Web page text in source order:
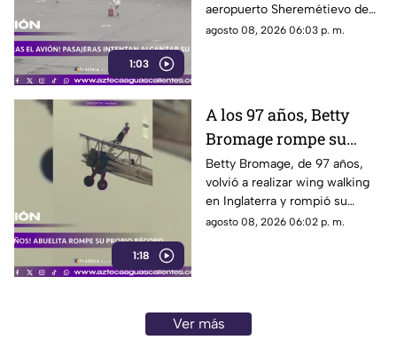
1:03
aeropuerto Sheremétievo de
Moscú tras llegar tarde a su
agosto 08, 2026 06:03 p. m.
1:18
A los 97 años, Betty
Bromage rompe su
propio récord Guinness
en las alturas
Betty Bromage, de 97 años,
volvió a realizar wing walking
en Inglaterra y rompió su
propio récord Guinness tras
agosto 08, 2026 06:02 p. m.
Ver más